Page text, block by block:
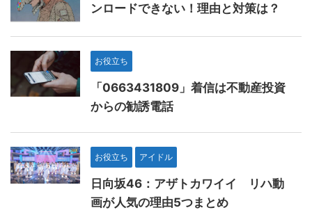
ンロードできない！理由と対策は？
お役立ち
「0663431809」着信は不動産投資
からの勧誘電話
お役立ち アイドル
日向坂46：アザトカワイイ リハ動
画が人気の理由5つまとめ